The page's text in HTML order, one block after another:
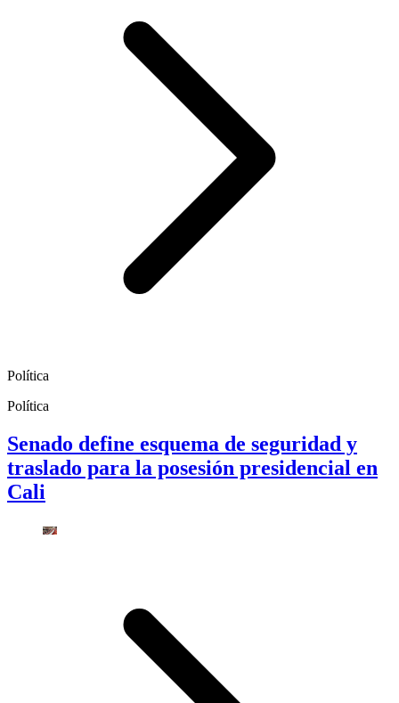
Política
Política
Senado define esquema de seguridad y
traslado para la posesión presidencial en
Cali